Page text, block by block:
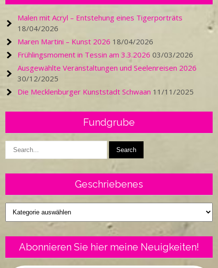
Malen mit Acryl – Entstehung eines Tigerporträts
18/04/2026
Maren Martini – Kunst 2026 18/04/2026
Frühlingsmoment in Tessin am 3.3.2026 03/03/2026
Ausgewählte Veranstaltungen und Seelenreisen 2026
30/12/2025
Die Mecklenburger Kunststadt Schwaan 11/11/2025
Fundgrube
Geschriebenes
Geschriebenes
Abonnieren Sie hier meine Neuigkeiten!